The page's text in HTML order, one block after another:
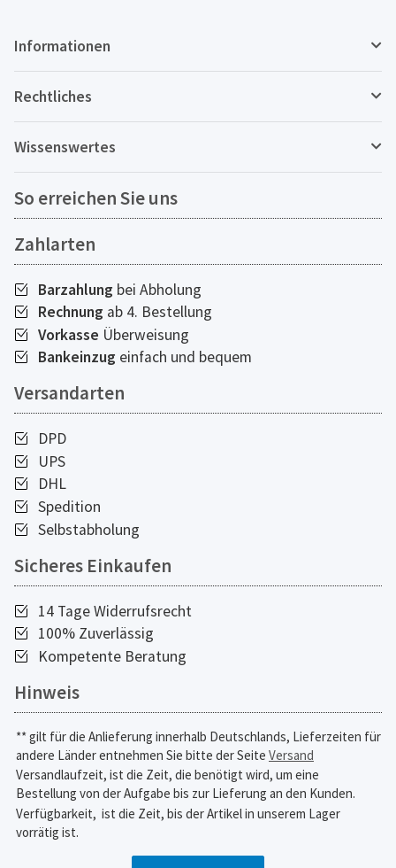
Informationen
Rechtliches
Wissenswertes
So erreichen Sie uns
Zahlarten
Barzahlung bei Abholung
Rechnung ab 4. Bestellung
Vorkasse Überweisung
Bankeinzug einfach und bequem
Versandarten
DPD
UPS
DHL
Spedition
Selbstabholung
Sicheres Einkaufen
14 Tage Widerrufsrecht
100% Zuverlässig
Kompetente Beratung
Hinweis
** gilt für die Anlieferung innerhalb Deutschlands, Lieferzeiten für
andere Länder entnehmen Sie bitte der Seite Versand
Versandlaufzeit, ist die Zeit, die benötigt wird, um eine
Bestellung von der Aufgabe bis zur Lieferung an den Kunden.
Verfügbarkeit, ist die Zeit, bis der Artikel in unserem Lager
vorrätig ist.